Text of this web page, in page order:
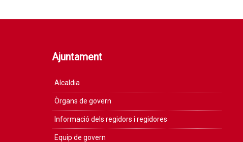
Ajuntament
Alcaldia
Òrgans de govern
Informació dels regidors i regidores
Equip de govern